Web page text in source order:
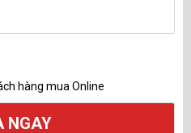
hàng mua Online
NGAY